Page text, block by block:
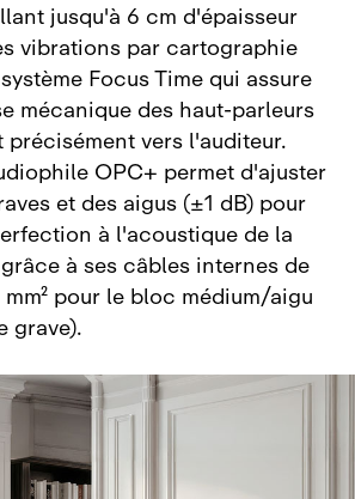
jusqu'à 6 cm d'épaisseur
vibrations par cartographie
Focus Time qui assure
mécanique des haut‑parleurs
vers l'auditeur.
OPC+ permet d'ajuster
et des aigus (±1 dB) pour
à l'acoustique de la
à ses câbles internes de
pour le bloc médium/aigu
grave).